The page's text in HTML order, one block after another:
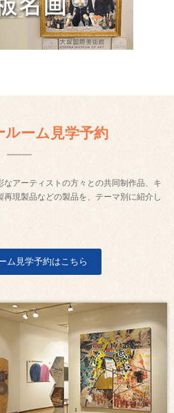
ルーム見学予約
アーティストの方々との共同制作品、キ
再現製品などの製品を、テーマ別に紹介し
ム見学予約はこちら